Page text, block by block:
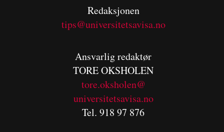
Redaksjonen
tips@universitetsavisa.no
Ansvarlig redaktør
TORE OKSHOLEN
tore.oksholen@
universitetsavisa.no
Tel. 918 97 876